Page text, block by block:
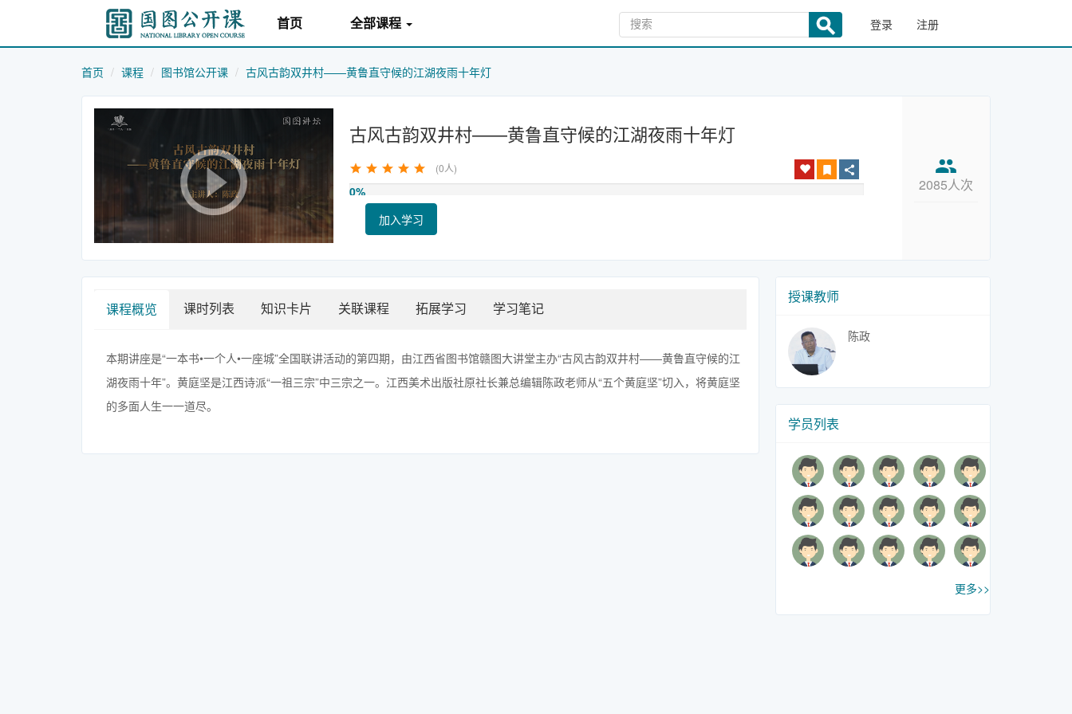
首页 全部课程 登录 注册
首页 课程 图书馆公开课 古风古韵双井村——黄鲁直守候的江湖夜雨十年灯
古风古韵双井村——黄鲁直守候的江湖夜雨十年灯
(0人)
0%
加入学习
2085人次
课程概览 课时列表 知识卡片 关联课程 拓展学习 学习笔记
本期讲座是“一本书•一个人•一座城”全国联讲活动的第四期，由江西省图书馆赣图大讲堂主办“古风古韵双井村——黄鲁直守候的江
湖夜雨十年”。黄庭坚是江西诗派“一祖三宗”中三宗之一。江西美术出版社原社长兼总编辑陈政老师从“五个黄庭坚”切入，将黄庭坚
的多面人生一一道尽。
授课教师
陈政
学员列表
更多>>